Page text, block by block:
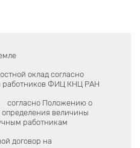
оклад согласно
работников ФИЦ КНЦ РАН
согласно Положению о
определения величины
работникам
договор на